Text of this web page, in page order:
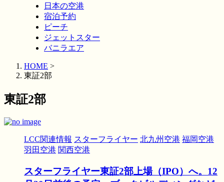
日本の空港
宿泊予約
ピーチ
ジェットスター
バニラエア
HOME >
東証2部
東証2部
LCC関連情報 スターフライヤー 北九州空港 福岡空港
羽田空港 関西空港
スターフライヤー東証2部上場（IPO）へ。12